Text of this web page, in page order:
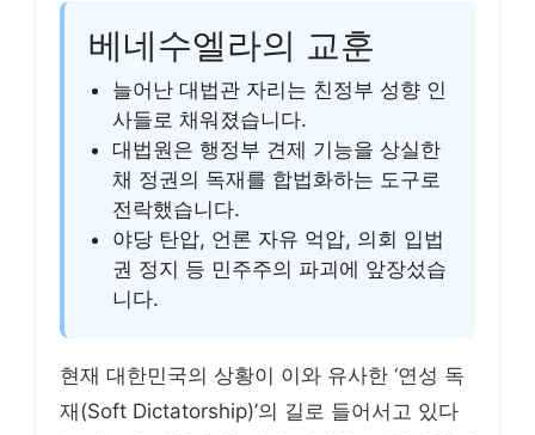
베네수엘라의 교훈
늘어난 대법관 자리는 친정부 성향 인
사들로 채워졌습니다.
대법원은 행정부 견제 기능을 상실한
채 정권의 독재를 합법화하는 도구로
전락했습니다.
야당 탄압, 언론 자유 억압, 의회 입법
권 정지 등 민주주의 파괴에 앞장섰습
니다.
현재 대한민국의 상황이 이와 유사한 ‘연성 독
재(Soft Dictatorship)’의 길로 들어서고 있다